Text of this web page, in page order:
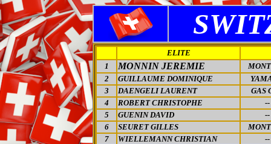
ELITE
1
MONNIN JEREMIE
2
GUILLAUME DOMINIQUE
3
DAENGELI LAURENT
GAS
4
ROBERT CHRISTOPHE
--
5
GUENIN DAVID
--
6
SEURET GILLES
7
WIELLEMANN CHRISTIAN
--